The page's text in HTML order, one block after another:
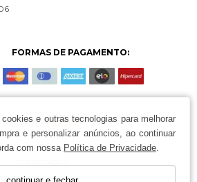
e outras tecnologias para melhorar
e personalizar anúncios, ao continuar
com nossa Política de Privacidade
FORMAS DE PAGAMENTO: